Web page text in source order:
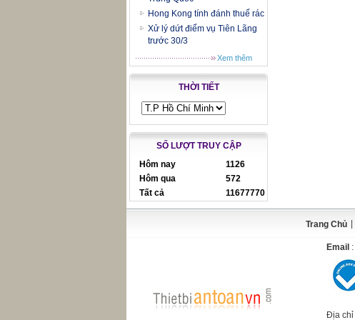
Hong Kong tính đánh thuế rác
Xử lý dứt điểm vụ Tiên Lãng
trước 30/3
Xem thêm
THỜI TIẾT
SỐ LƯỢT TRUY CẬP
Hôm nay
1126
Hôm qua
572
Tất cả
11677770
Trang Chủ
Email :
Địa chỉ